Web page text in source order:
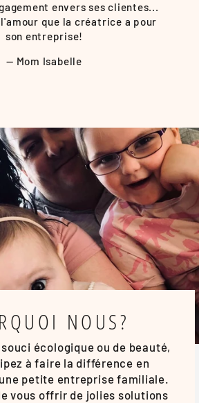
envers ses clientes...
que la créatrice a pour
son entreprise!
Mom Isabelle
NOUS?
écologique ou de beauté,
à faire la différence en
petite entreprise familiale.
vous offrir de jolies solutions